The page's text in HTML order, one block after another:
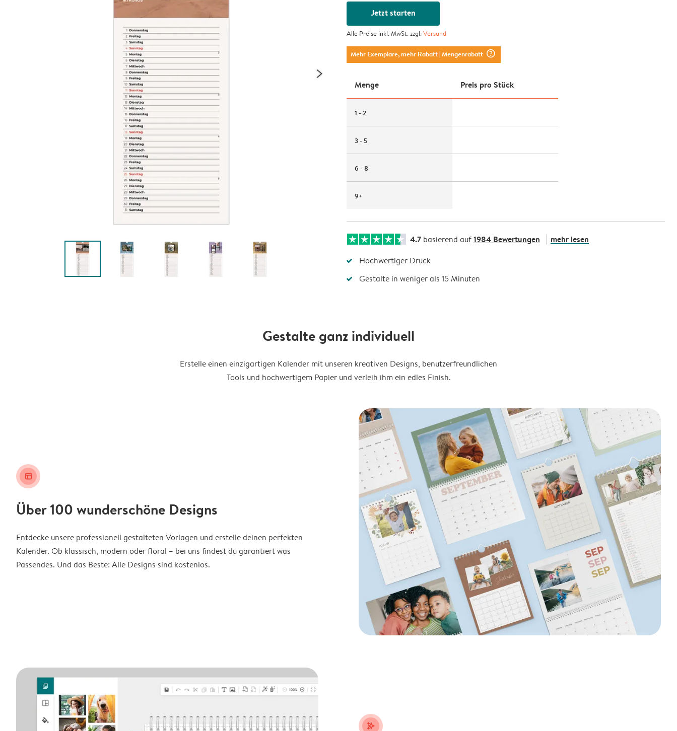
Jetzt starten
Alle Preise inkl. MwSt. zzgl.Versand
Mehr Exemplare, mehr Rabatt| Mengenrabatt question_mark_circle
Menge Preis pro Stück
1 - 2
3 - 5
6 - 8
9+
4.7 basierend auf1984 Bewertungen mehr lesen
Hochwertiger Druck
Gestalte in weniger als 15 Minuten
Gestalte ganz individuell
Erstelle einen einzigartigen Kalender mit unseren kreativen Designs, benutzerfreundlichen
Tools und hochwertigem Papier und verleih ihm ein edles Finish.
layout_alt
Über 100 wunderschöne Designs
Entdecke unsere professionell gestalteten Vorlagen und erstelle deinen perfekten
Kalender. Ob klassisch, modern oder floral – bei uns findest du garantiert was
Passendes. Und das Beste: Alle Designs sind kostenlos.
stars_plus